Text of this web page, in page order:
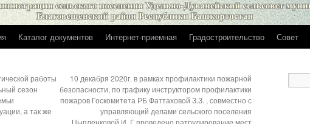
Каталог документов Интернет-приемная Градостроительство Совет
работы
сезон
а так же
10 декабря 2020г. в рамках профилактики пожарной
безопасности, по графику инструктором профилактики
пожаров Госкомитета РБ Фаттаховой З.З. , совместно с
управляющий делами сельского поселения
Цыпленковой И. Г.проведено патрулирование мест